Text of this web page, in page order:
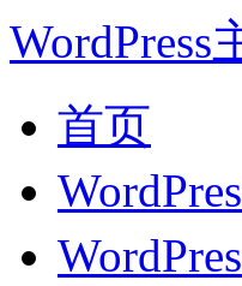
WordPress
首页